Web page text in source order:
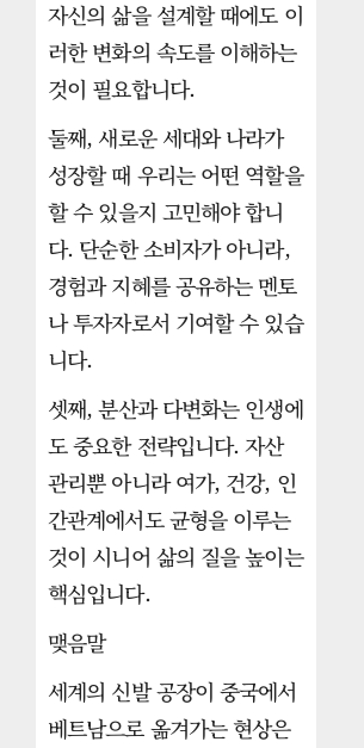
자신의 삶을 설계할 때에도 이
러한 변화의 속도를 이해하는
것이 필요합니다.
둘째, 새로운 세대와 나라가
성장할 때 우리는 어떤 역할을
할 수 있을지 고민해야 합니
다. 단순한 소비자가 아니라,
경험과 지혜를 공유하는 멘토
나 투자자로서 기여할 수 있습
니다.
셋째, 분산과 다변화는 인생에
도 중요한 전략입니다. 자산
관리뿐 아니라 여가, 건강, 인
간관계에서도 균형을 이루는
것이 시니어 삶의 질을 높이는
핵심입니다.
맺음말
세계의 신발 공장이 중국에서
베트남으로 옮겨가는 현상은